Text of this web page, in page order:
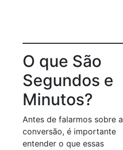
O que São
Segundos e
Minutos?
Antes de falarmos sobre a
conversão, é importante
entender o que essas